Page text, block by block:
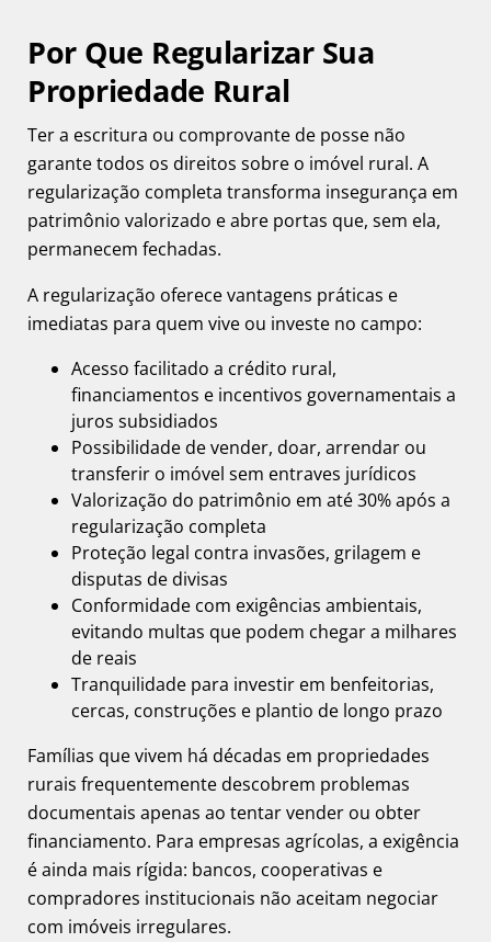
Por Que Regularizar Sua
Propriedade Rural
Ter a escritura ou comprovante de posse não
garante todos os direitos sobre o imóvel rural. A
regularização completa transforma insegurança em
patrimônio valorizado e abre portas que, sem ela,
permanecem fechadas.
A regularização oferece vantagens práticas e
imediatas para quem vive ou investe no campo:
Acesso facilitado a crédito rural,
financiamentos e incentivos governamentais a
juros subsidiados
Possibilidade de vender, doar, arrendar ou
transferir o imóvel sem entraves jurídicos
Valorização do patrimônio em até 30% após a
regularização completa
Proteção legal contra invasões, grilagem e
disputas de divisas
Conformidade com exigências ambientais,
evitando multas que podem chegar a milhares
de reais
Tranquilidade para investir em benfeitorias,
cercas, construções e plantio de longo prazo
Famílias que vivem há décadas em propriedades
rurais frequentemente descobrem problemas
documentais apenas ao tentar vender ou obter
financiamento. Para empresas agrícolas, a exigência
é ainda mais rígida: bancos, cooperativas e
compradores institucionais não aceitam negociar
com imóveis irregulares.